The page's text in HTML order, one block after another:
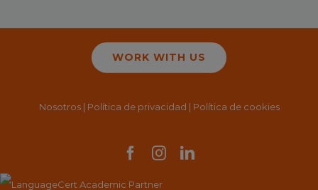
WORK WITH US
Nosotros| Política de privacidad | Política de cookies
Facebook
InstagramLinkedIn